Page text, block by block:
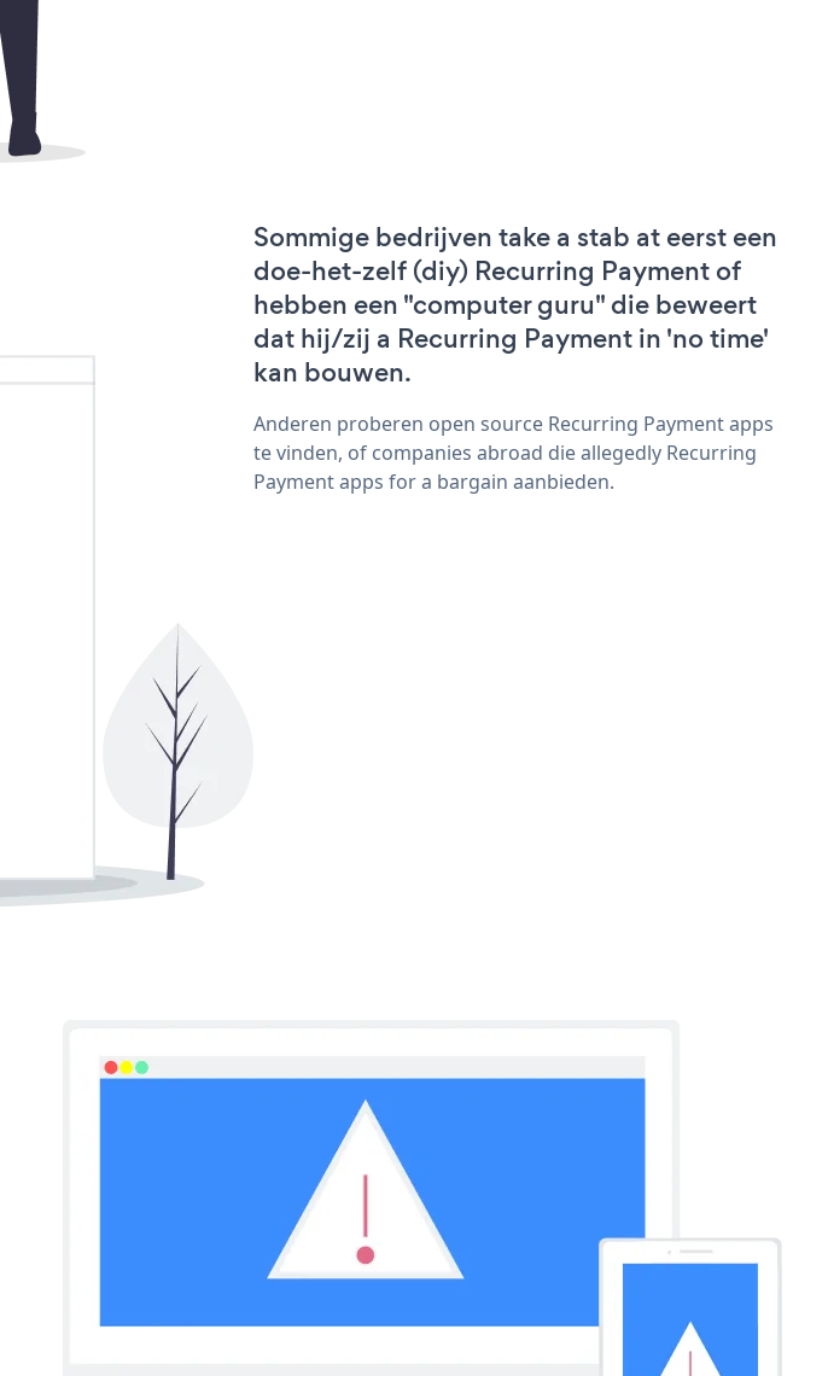
Sommige bedrijven take a stab at eerst een
doe-het-zelf (diy) Recurring Payment of
hebben een "computer guru" die beweert
dat hij/zij a Recurring Payment in 'no time'
kan bouwen.
Anderen proberen open source Recurring Payment apps
te vinden, of companies abroad die allegedly Recurring
Payment apps for a bargain aanbieden.